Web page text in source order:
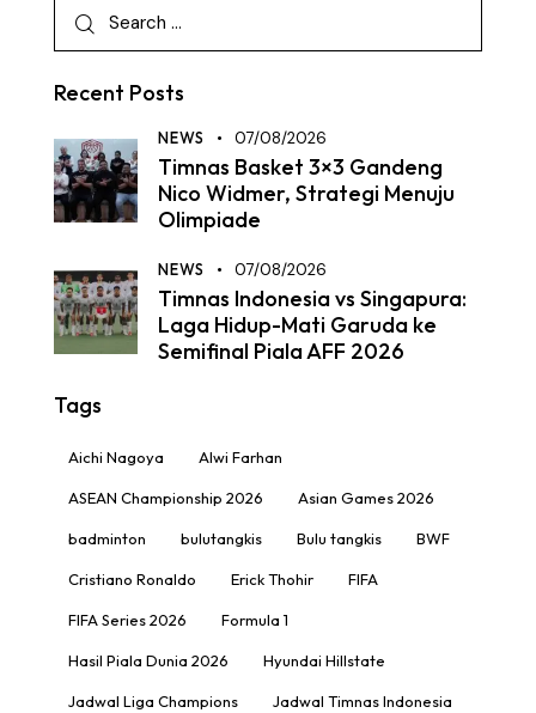
Recent Posts
NEWS 07/08/2026
Timnas Basket 3×3 Gandeng
Nico Widmer, Strategi Menuju
Olimpiade
NEWS 07/08/2026
Timnas Indonesia vs Singapura:
Laga Hidup-Mati Garuda ke
Semifinal Piala AFF 2026
Tags
Aichi Nagoya Alwi Farhan
ASEAN Championship 2026 Asian Games 2026
badminton bulutangkis Bulu tangkis BWF
Cristiano Ronaldo Erick Thohir FIFA
FIFA Series 2026 Formula 1
Hasil Piala Dunia 2026 Hyundai Hillstate
Jadwal Liga Champions Jadwal Timnas Indonesia